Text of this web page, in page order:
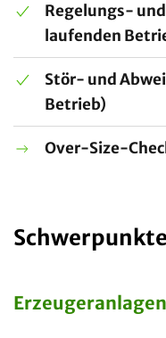
Regelungs-
laufenden
Stör- und
Betrieb)
Over-Size-
Erzeugeranlagen